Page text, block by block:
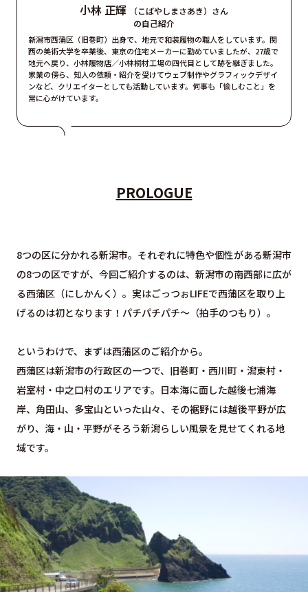
小林 正輝
（こばやしまさあき）さん
の自己紹介
新潟市西蒲区（旧巻町）出身で、地元で和装履物の職人をしています。関
西の美術大学を卒業後、東京の住宅メーカーに勤めていましたが、27歳で
地元へ戻り、小林履物店／小林桐材工場の四代目として跡を継ぎました。
家業の傍ら、知人の依頼・紹介を受けてウェブ制作やグラフィックデザイ
ンなど、クリエイターとしても活動しています。何事も「愉しむこと」を
常に心がけています。
PROLOGUE
8つの区に分かれる新潟市。それぞれに特色や個性がある新潟市
の8つの区ですが、今回ご紹介するのは、新潟市の南西部に広が
る西蒲区（にしかんく）。実はごっつぉLIFEで西蒲区を取り上
げるのは初となります！パチパチパチ〜（拍手のつもり）。
というわけで、まずは西蒲区のご紹介から。
西蒲区は新潟市の行政区の一つで、旧巻町・西川町・潟東村・
岩室村・中之口村のエリアです。日本海に面した越後七浦海
岸、角田山、多宝山といった山々、その裾野には越後平野が広
がり、海・山・平野がそろう新潟らしい風景を見せてくれる地
域です。